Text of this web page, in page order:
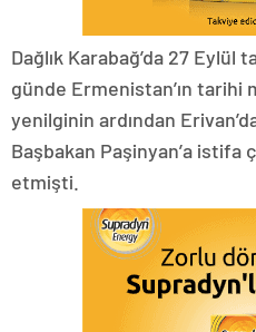
Dağlık Karabağ’da 27
günde Ermenistan’ın
yenilginin ardından
Başbakan Paşinyan’a istifa
etmişti.